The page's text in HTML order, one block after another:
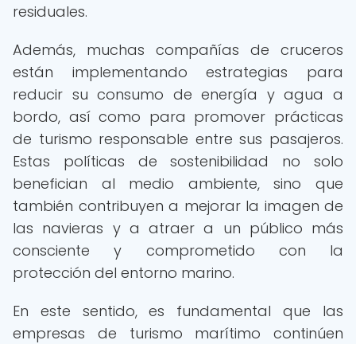
residuales.
Además, muchas compañías de cruceros
están implementando estrategias para
reducir su consumo de energía y agua a
bordo, así como para promover prácticas
de turismo responsable entre sus pasajeros.
Estas políticas de sostenibilidad no solo
benefician al medio ambiente, sino que
también contribuyen a mejorar la imagen de
las navieras y a atraer a un público más
consciente y comprometido con la
protección del entorno marino.
En este sentido, es fundamental que las
empresas de turismo marítimo continúen